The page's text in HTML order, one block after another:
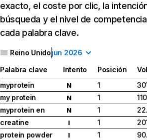
exacto, el coste por clic, la
búsqueda y el nivel de
cada palabra clave.
Reino Unidojun 2026
Palabra clave Intento Posición
myprotein
N 1
my protein
N 1
myprotein en
N 1
creatine
I 1
protein powder
I 1